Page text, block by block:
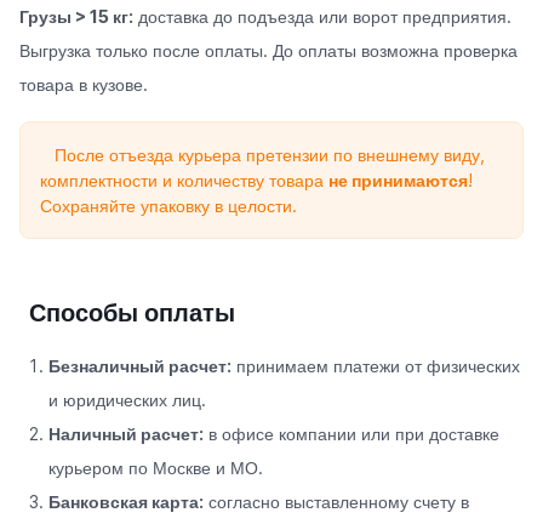
Грузы > 15 кг: доставка до подъезда или ворот предприятия.
Выгрузка только после оплаты. До оплаты возможна проверка
товара в кузове.
После отъезда курьера претензии по внешнему виду,
комплектности и количеству товара не принимаются!
Сохраняйте упаковку в целости.
Способы оплаты
Безналичный расчет: принимаем платежи от физических
и юридических лиц.
Наличный расчет: в офисе компании или при доставке
курьером по Москве и МО.
Банковская карта: согласно выставленному счету в